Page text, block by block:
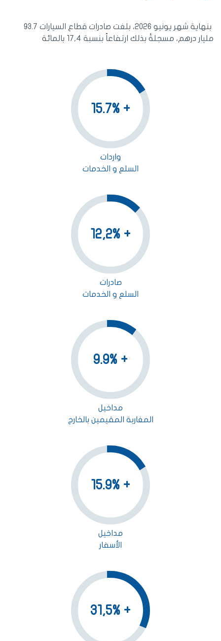
بنهاية شهر يونيو 2026، بلغت صادرات قطاع السيارات 93.7
مليار درهم، مسجلةً بذلك ارتفاعاً بنسبة 17,4 بالمائة
+ 15.7%
واردات
السلع و الخدمات
+ 12,2%
صادرات
السلع و الخدمات
+ 9.9%
مداخيل
المغاربة المقيمين بالخارج
+ 15.9%
مداخيل
الأسفار
+ 31,5%